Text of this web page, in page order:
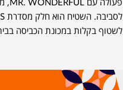
לשטוף בקלות במכונת הכביסה